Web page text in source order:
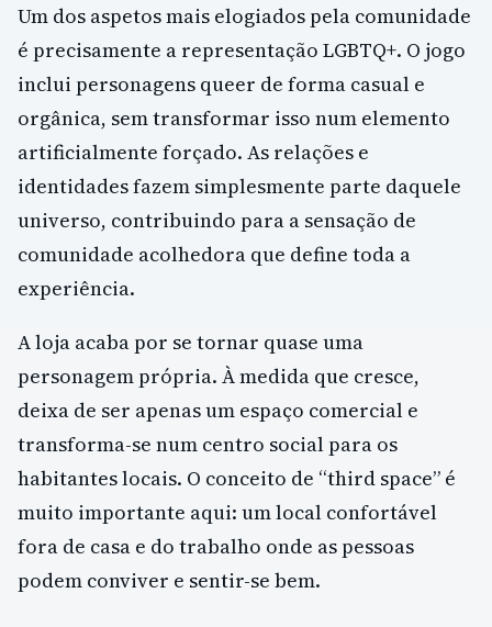
Um dos aspetos mais elogiados pela comunidade
é precisamente a representação LGBTQ+. O jogo
inclui personagens queer de forma casual e
orgânica, sem transformar isso num elemento
artificialmente forçado. As relações e
identidades fazem simplesmente parte daquele
universo, contribuindo para a sensação de
comunidade acolhedora que define toda a
experiência.
A loja acaba por se tornar quase uma
personagem própria. À medida que cresce,
deixa de ser apenas um espaço comercial e
transforma-se num centro social para os
habitantes locais. O conceito de “third space” é
muito importante aqui: um local confortável
fora de casa e do trabalho onde as pessoas
podem conviver e sentir-se bem.